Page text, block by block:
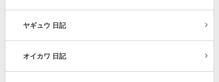
ヤギュウ 日記
オイカワ 日記